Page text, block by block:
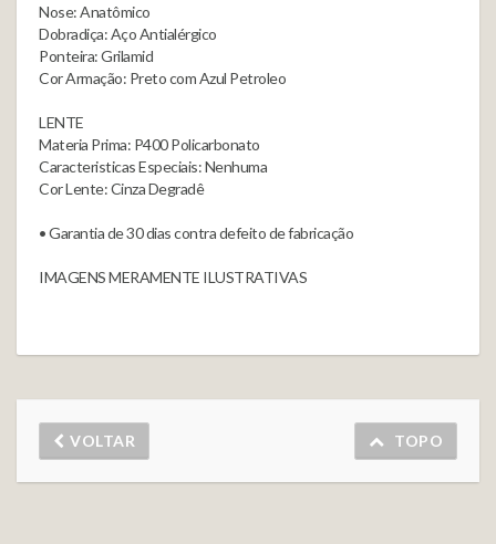
Nose: Anatômico
Dobradiça: Aço Antialérgico
Ponteira: Grilamid
Cor Armação: Preto com Azul Petroleo
LENTE
Materia Prima: P400 Policarbonato
Caracteristicas Especiais: Nenhuma
Cor Lente: Cinza Degradê
• Garantia de 30 dias contra defeito de fabricação
IMAGENS MERAMENTE ILUSTRATIVAS
VOLTAR TOPO